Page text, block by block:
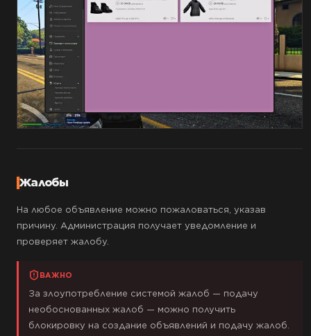
Жалобы
На любое объявление можно пожаловаться, указав
причину. Администрация получает уведомление и
проверяет жалобу.
ВАЖНО
За злоупотребление системой жалоб — подачу
необоснованных жалоб — можно получить
блокировку на создание объявлений и подачу жалоб.